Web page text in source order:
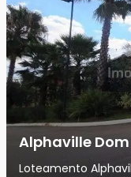
Alphaville
Loteamento